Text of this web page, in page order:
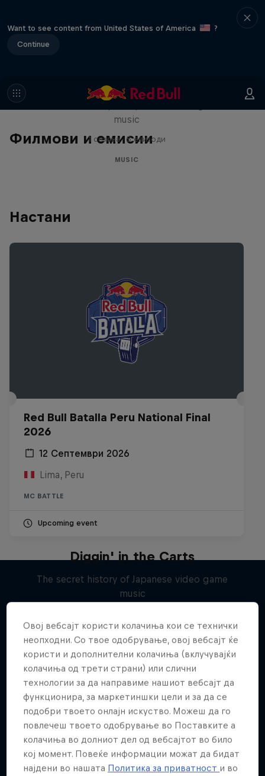
Want to see content from United States of America
?
Continue
Филмови и емисии
Diggin' in the Carts
music
1 сезона · 5 епизоди
MUSIC
Настани
Red Bull Batalla Peru National Final
2026
12 Септември 2026
Lima, Peru
MC BATTLE
Upcoming event
Diggin' in the Carts
The secret history of Japanese video game
music
Овој вебсајт користи колачиња кои се технички
неопходни. Со твое одобрување, овој вебсајт ќе
користи и дополнителни колачиња (вклучувајќи
колачиња од трети страни) или слични
технологии за да направиме нашиот вебсајт да
функционира, за маркетиншки цели и за да се
подобри твоето онлајн искуство. Можеш да го
повлечеш твоето одобрување во Поставките а
колачиња во долниот дел од вебсајтот во било
кој момент. Повеќе информации можат да бидат
најдени во нашата Политика за приватност и во